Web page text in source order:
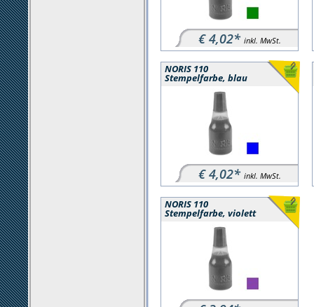
€ 4,02* inkl. MwSt.
NORIS 110
Stempelfarbe, blau
€ 4,02* inkl. MwSt.
NORIS 110
Stempelfarbe, violett